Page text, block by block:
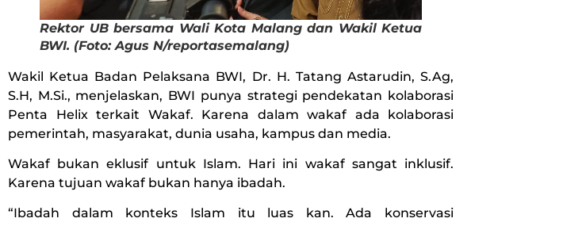
Rektor UB bersama Wali Kota Malang dan Wakil Ketua
BWI. (Foto: Agus N/reportasemalang)
Wakil Ketua Badan Pelaksana BWI, Dr. H. Tatang Astarudin, S.Ag,
S.H, M.Si., menjelaskan, BWI punya strategi pendekatan kolaborasi
Penta Helix terkait Wakaf. Karena dalam wakaf ada kolaborasi
pemerintah, masyarakat, dunia usaha, kampus dan media.
Wakaf bukan eklusif untuk Islam. Hari ini wakaf sangat inklusif.
Karena tujuan wakaf bukan hanya ibadah.
“Ibadah dalam konteks Islam itu luas kan. Ada konservasi